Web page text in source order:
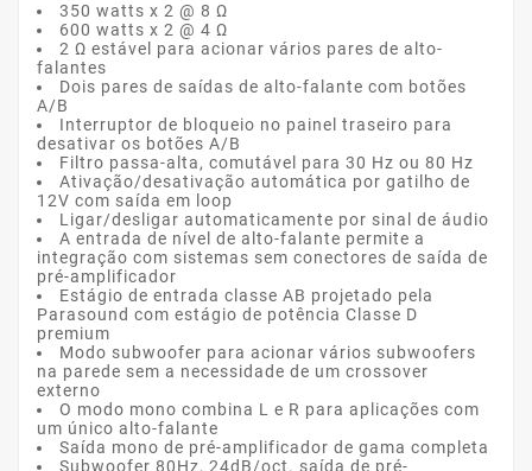
350 ​​watts x 2 @ 8 Ω
600 watts x 2 @ 4 Ω
2 Ω estável para acionar vários pares de alto-
falantes
Dois pares de saídas de alto-falante com botões
A/B
Interruptor de bloqueio no painel traseiro para
desativar os botões A/B
Filtro passa-alta, comutável para 30 Hz ou 80 Hz
Ativação/desativação automática por gatilho de
12V com saída em loop
Ligar/desligar automaticamente por sinal de áudio
A entrada de nível de alto-falante permite a
integração com sistemas sem conectores de saída de
pré-amplificador
Estágio de entrada classe AB projetado pela
Parasound com estágio de potência Classe D
premium
Modo subwoofer para acionar vários subwoofers
na parede sem a necessidade de um crossover
externo
O modo mono combina L e R para aplicações com
um único alto-falante
Saída mono de pré-amplificador de gama completa
Subwoofer 80Hz, 24dB/oct. saída de pré-